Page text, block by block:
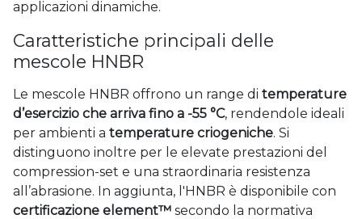
applicazioni dinamiche.
Caratteristiche principali delle
mescole HNBR
Le mescole HNBR offrono un range di temperature
d’esercizio che arriva fino a -55 °C, rendendole ideali
per ambienti a temperature criogeniche. Si
distinguono inoltre per le elevate prestazioni del
compression-set e una straordinaria resistenza
all’abrasione. In aggiunta, l'HNBR è disponibile con
certificazione element™ secondo la normativa